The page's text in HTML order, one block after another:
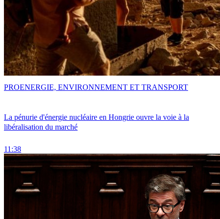
La pénurie d'énergie nucléaire en Hongrie ouvre la voie à la
libéralisation du marché
11:38
PROENERGIE, ENVIRONNEMENT ET TRANSPORT